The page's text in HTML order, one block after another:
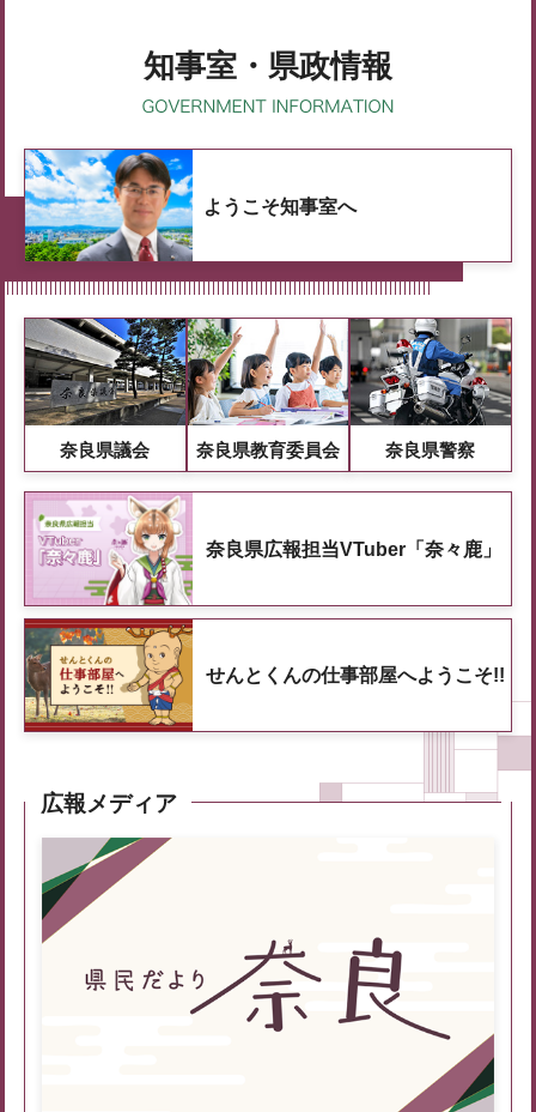
知事室・県政情報
ようこそ知事室へ
奈良県議会 奈良県教育委員会 奈良県警察
奈良県広報担当VTuber「奈々鹿」
せんとくんの仕事部屋へようこそ!!
広報メディア